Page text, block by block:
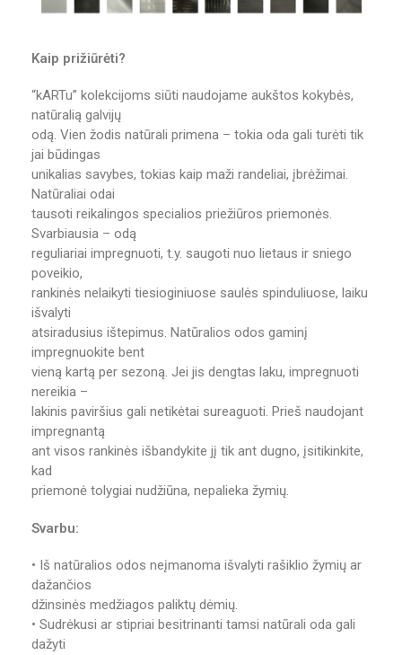
Kaip prižiūrėti?
“kARTu” kolekcijoms siūti naudojame aukštos kokybės,
natūralią galvijų
odą. Vien žodis natūrali primena – tokia oda gali turėti tik
jai būdingas
unikalias savybes, tokias kaip maži randeliai, įbrėžimai.
Natūraliai odai
tausoti reikalingos specialios priežiūros priemonės.
Svarbiausia – odą
reguliariai impregnuoti, t.y. saugoti nuo lietaus ir sniego
poveikio,
rankinės nelaikyti tiesioginiuose saulės spinduliuose, laiku
išvalyti
atsiradusius ištepimus. Natūralios odos gaminį
impregnuokite bent
vieną kartą per sezoną. Jei jis dengtas laku, impregnuoti
nereikia –
lakinis paviršius gali netikėtai sureaguoti. Prieš naudojant
impregnantą
ant visos rankinės išbandykite jį tik ant dugno, įsitikinkite,
kad
priemonė tolygiai nudžiūna, nepalieka žymių.
Svarbu:
• Iš natūralios odos neįmanoma išvalyti rašiklio žymių ar
dažančios
džinsinės medžiagos paliktų dėmių.
• Sudrėkusi ar stipriai besitrinanti tamsi natūrali oda gali
dažyti